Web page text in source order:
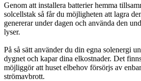
Genom att installera batterier hemma
solcellstak så får du möjligheten att lagra
genererar under dagen och använda den
lyser.
På så sätt använder du din egna solenergi
dygnet och kapar dina elkostnader. Det
möjliggör att huset elbehov försörjs av
strömavbrott.